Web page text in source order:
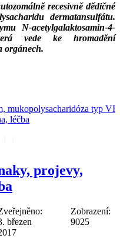
recesivně dědičné
dermatansulfátu.
N-acetylgalaktosamin-4-
vede ke hromadění
orgánech.
mukopolysacharidóza typ VI
léčba
projevy,
březen
Zobrazení:
9025